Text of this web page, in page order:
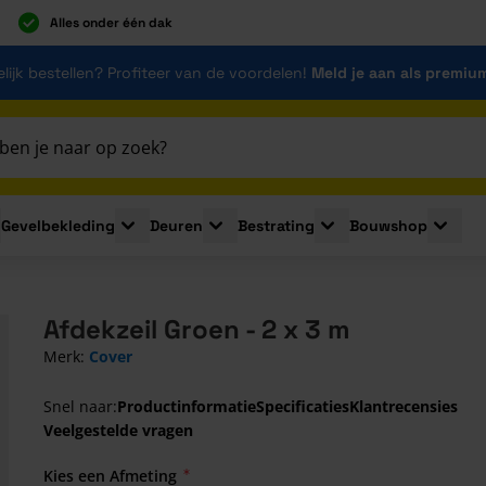
Alles onder één dak
bestellen? Profiteer van de voordelen! Meld je aan als
Plaatmaterialen
submenu for Isolatie
Gevelbekleding
Toggle submenu for Gevelbekleding
Deuren
Toggle submenu for Deuren
Bestrating
Toggle submenu for
Bouwshop
Afdekzeil Groen - 2 x 3 m
Merk: Cover
Snel naar:ProductinformatieSpecificatiesKlantrecensies
Veelgestelde vragen
Kies een Afmeting